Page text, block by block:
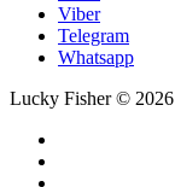
Viber
Telegram
Whatsapp
Lucky Fisher © 2026